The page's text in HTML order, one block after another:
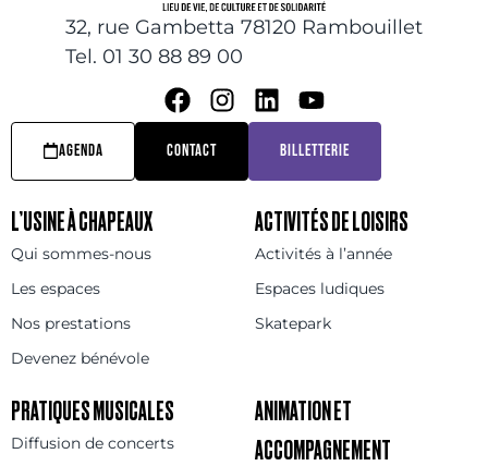
32, rue Gambetta 78120 Rambouillet
Tel. 01 30 88 89 00
AGENDA CONTACT BILLETTERIE
L’USINE À CHAPEAUX
Qui sommes-nous
Les espaces
Nos prestations
Devenez bénévole
ACTIVITÉS DE LOISIRS
Activités à l’année
Espaces ludiques
Skatepark
PRATIQUES MUSICALES
Diffusion de concerts
ANIMATION ET
ACCOMPAGNEMENT